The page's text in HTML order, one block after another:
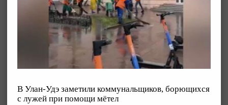
В Улан-Удэ заметили коммунальщиков, борющихся
с лужей при помощи мётел